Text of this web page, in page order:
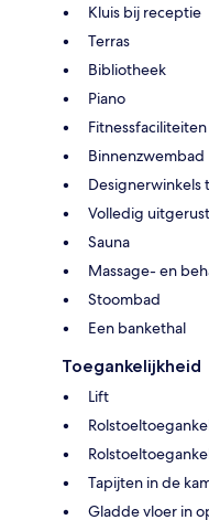
Kluis bij receptie
Terras
Bibliotheek
Piano
Fitnessfaciliteiten
Binnenzwembad
Designerwinkels
Volledig
Sauna
Massage- en
Stoombad
Een bankethal
Toegankelijkheid
Lift
Tapijten in de
Gladde vloer in